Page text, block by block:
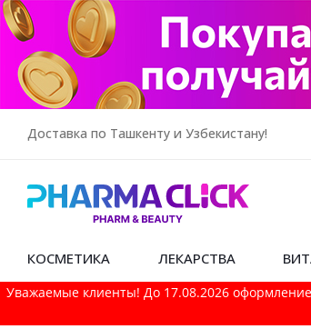
Доставка по Ташкенту и Узбекистану!
КОСМЕТИКА ЛЕКАРСТВА
Уважаемые клиенты! До 17.08.2026